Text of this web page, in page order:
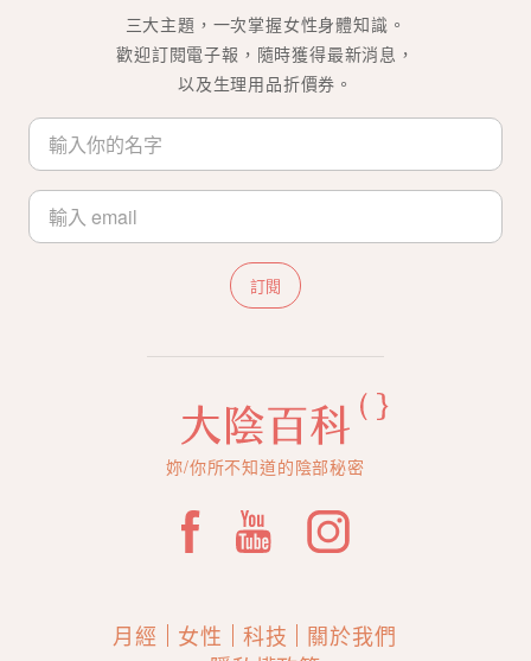
三大主題，一次掌握女性身體知識。
歡迎訂閱電子報，隨時獲得最新消息，
以及生理用品折價券。
訂閱
妳/你所不知道的陰部秘密
月經 女性 科技
關於我們